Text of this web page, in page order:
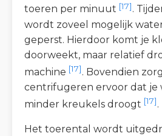
toeren per minuut [17].
wordt zoveel mogelijk
geperst. Hierdoor komt je
doorweekt, maar relatief
machine [17]. Bovendien
centrifugeren ervoor dat je
minder kreukels droogt [17].
Het toerental wordt